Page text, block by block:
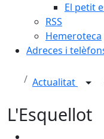
El petit
RSS
Hemeroteca
Adreces i
Actualitat
L'Esquellot